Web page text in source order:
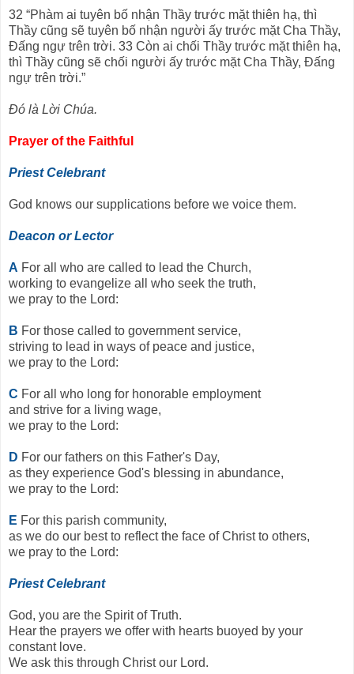
32 “Phàm ai tuyên bố nhận Thầy trước mặt thiên hạ, thì
Thầy cũng sẽ tuyên bố nhận người ấy trước mặt Cha Thầy,
Đấng ngự trên trời. 33 Còn ai chối Thầy trước mặt thiên hạ,
thì Thầy cũng sẽ chối người ấy trước mặt Cha Thầy, Đấng
ngự trên trời.”
Đó là Lời Chúa.
Prayer of the Faithful
Priest Celebrant
God knows our supplications before we voice them.
Deacon or Lector
A For all who are called to lead the Church,
working to evangelize all who seek the truth,
we pray to the Lord:
B For those called to government service,
striving to lead in ways of peace and justice,
we pray to the Lord:
C For all who long for honorable employment
and strive for a living wage,
we pray to the Lord:
D For our fathers on this Father's Day,
as they experience God's blessing in abundance,
we pray to the Lord:
E For this parish community,
as we do our best to reflect the face of Christ to others,
we pray to the Lord:
Priest Celebrant
God, you are the Spirit of Truth.
Hear the prayers we offer with hearts buoyed by your
constant love.
We ask this through Christ our Lord.